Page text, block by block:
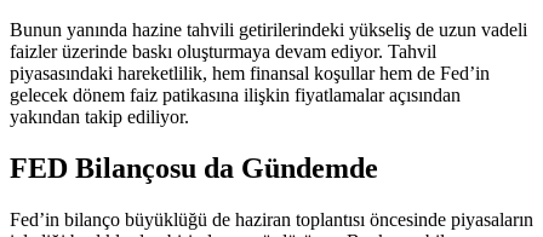
Bunun yanında hazine tahvili getirilerindeki yükseliş de uzun vadeli
faizler üzerinde baskı oluşturmaya devam ediyor. Tahvil
piyasasındaki hareketlilik, hem finansal koşullar hem de Fed’in
gelecek dönem faiz patikasına ilişkin fiyatlamalar açısından
yakından takip ediliyor.
FED Bilançosu da Gündemde
Fed’in bilanço büyüklüğü de haziran toplantısı öncesinde piyasaların